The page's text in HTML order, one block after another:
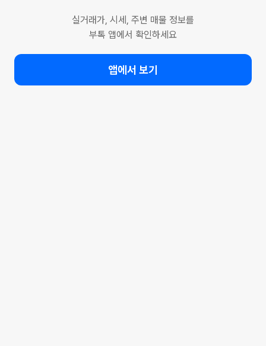
실거래가, 시세, 주변 매물 정보를
부톡 앱에서 확인하세요
앱에서 보기